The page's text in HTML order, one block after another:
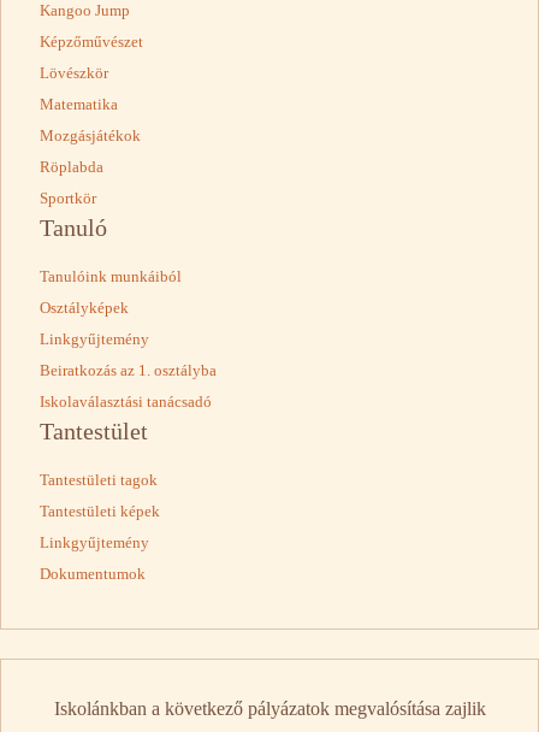
Kangoo Jump
Képzőművészet
Lövészkör
Matematika
Mozgásjátékok
Röplabda
Sportkör
Tanuló
Tanulóink munkáiból
Osztályképek
Linkgyűjtemény
Beiratkozás az 1. osztályba
Iskolaválasztási tanácsadó
Tantestület
Tantestületi tagok
Tantestületi képek
Linkgyűjtemény
Dokumentumok
Iskolánkban a következő pályázatok megvalósítása zajlik